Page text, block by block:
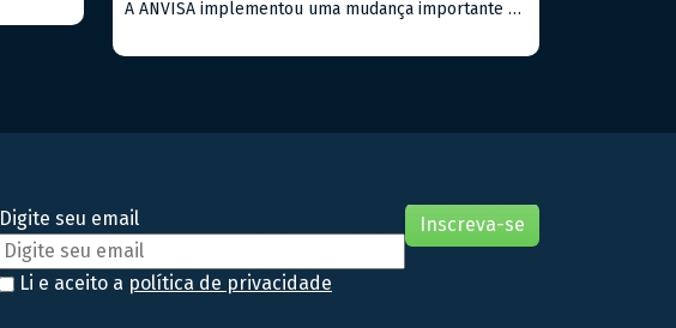
A ANVISA implementou uma mudança importante no
Digite seu email
Li e aceito a política de privacidade